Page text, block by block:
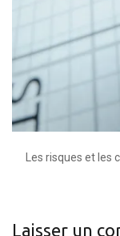
Les risques et les
Laisser un